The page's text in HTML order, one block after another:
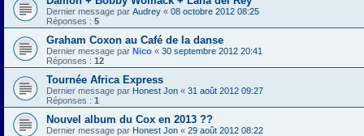
Dernier message par Audrey « 08 octobre 2012 08:25
Réponses : 5
Graham Coxon au Café de la danse
Dernier message par Nico « 30 septembre 2012 20:41
Réponses : 12
Tournée Africa Express
Dernier message par Honest Jon « 31 août 2012 09:27
Réponses : 1
Nouvel album du Cox en 2013 ??
Dernier message par Honest Jon « 29 août 2012 08:22